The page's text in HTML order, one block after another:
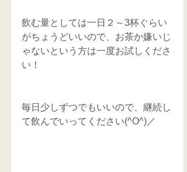
飲む量としては一日２～3杯ぐらい
がちょうどいいので、お茶か嫌いじ
ゃないという方は一度お試しくださ
い！
毎日少しずつでもいいので、継続し
て飲んでいってください(^O^)／